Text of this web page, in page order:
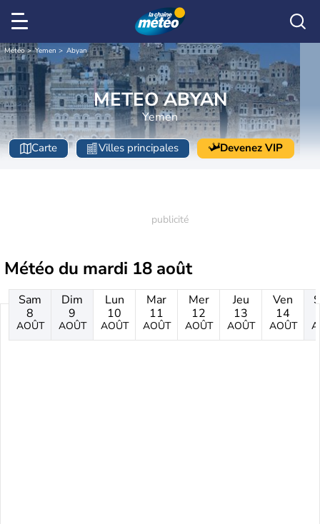
Météo Yemen Abyan
METEO ABYAN
Yemen
Carte Villes principales Devenez VIP
Météo du mardi 18 août
Sam
8
AOÛT
Dim
9
AOÛT
Lun
10
AOÛT
Mar
11
AOÛT
Mer
12
AOÛT
Jeu
13
AOÛT
Ven
14
AOÛT